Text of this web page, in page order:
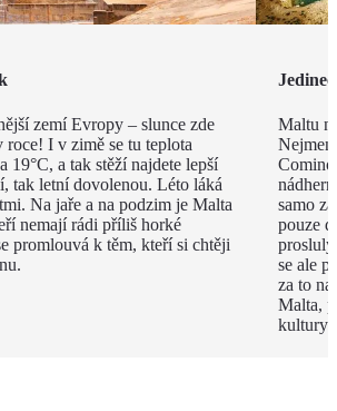
zemí Evropy – slunce zde
I v zimě se tu teplota
19°C, a tak stěží najdete lepší
tak letní dovolenou. Léto láká
Na jaře a na podzim je Malta
nemají rádi příliš horké
promlouvá k těm, kteří si chtěji
Maltu
samo
pouze
se ale
za to
Malta,
kultury